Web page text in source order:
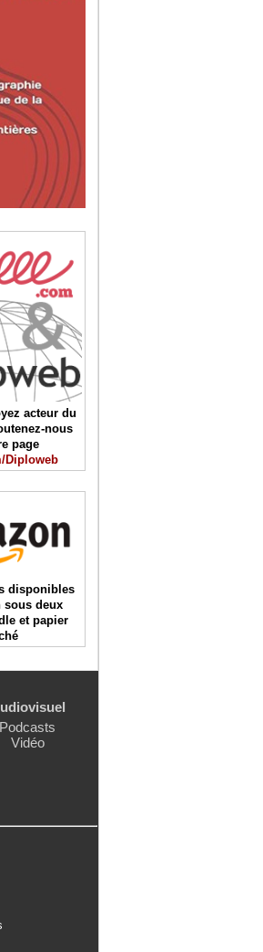
acteur du
nous
page
Diploweb
disponibles
sous deux
et papier
Podcasts
Vidéo